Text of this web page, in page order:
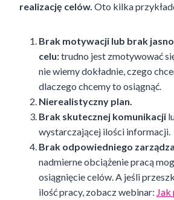
realizację celów. Oto kilka
Brak motywacji lub brak
celu:trudno jest zmotywować
nie wiemy dokładnie, czego
dlaczego chcemy to osiągnąć.
Nierealistyczny plan.
Brak skutecznej komunikacji
wystarczającej ilości informacji.
Brak odpowiedniego
nadmierne obciążenie pracą
osiągnięcie celów. A jeśli
ilość pracy, zobacz webinar: Jak